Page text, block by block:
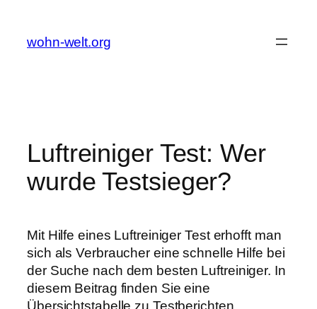
springen
wohn-welt.org
Luftreiniger Test: Wer
wurde Testsieger?
Mit Hilfe eines Luftreiniger Test erhofft man
sich als Verbraucher eine schnelle Hilfe bei
der Suche nach dem besten Luftreiniger. In
diesem Beitrag finden Sie eine
Übersichtstabelle zu Testberichten